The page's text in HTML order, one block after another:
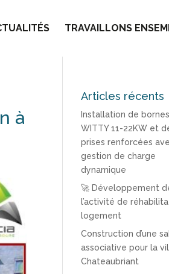
TRAVAILLONS
à
Articles récents
Installation de bornes
WITTY 11-22KW et
prises renforcées
gestion de charge
dynamique
🚀 Développement
l’activité de
logement
Construction d’une
associative pour la
Chateaubriant